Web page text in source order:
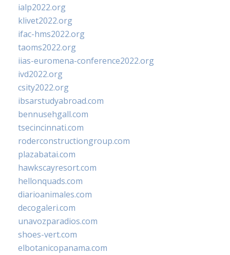
ialp2022.org
klivet2022.org
ifac-hms2022.org
taoms2022.org
iias-euromena-conference2022.org
ivd2022.org
csity2022.org
ibsarstudyabroad.com
bennusehgall.com
tsecincinnati.com
roderconstructiongroup.com
plazabatai.com
hawkscayresort.com
hellonquads.com
diarioanimales.com
decogaleri.com
unavozparadios.com
shoes-vert.com
elbotanicopanama.com